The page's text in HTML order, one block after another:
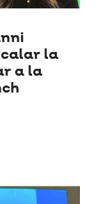
la
a la